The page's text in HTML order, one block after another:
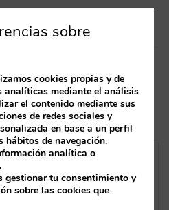
de precios
sobre
cookies propias y de
analíticas mediante el análisis
el contenido mediante sus
de redes sociales y
en base a un perfil
hábitos de navegación.
analítica o
gestionar tu consentimiento y
sobre las cookies que